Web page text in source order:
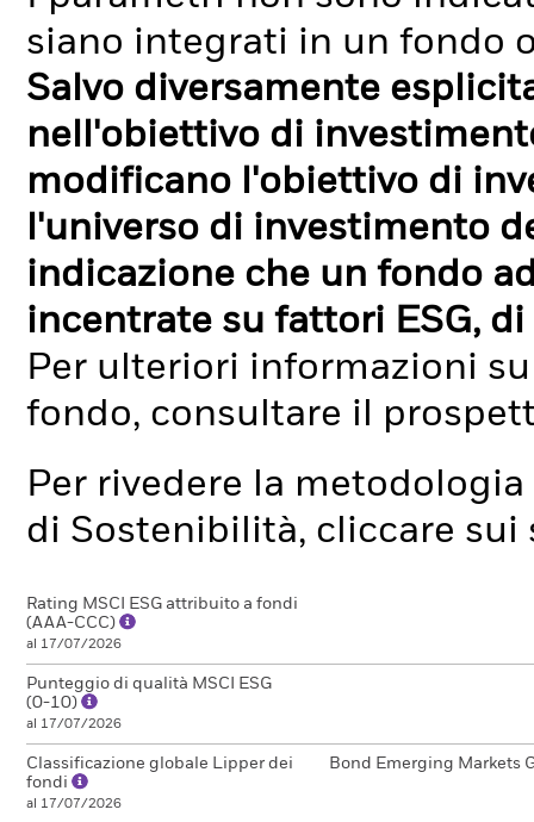
siano integrati in un fondo
Salvo diversamente
nell'obiettivo di
modificano l'obiettivo di
l'universo di investimento
indicazione che un fondo
incentrate su fattori ESG,
Per ulteriori informazioni
fondo, consultare il
Per rivedere la
di Sostenibilità, cliccare
Rating MSCI ESG attribuito a fondi
(AAA-CCC)
al 17/07/2026
Punteggio di qualità MSCI ESG
(0-10)
al 17/07/2026
Classificazione globale Lipper dei
fondi
al 17/07/2026
Bond Emerging Markets